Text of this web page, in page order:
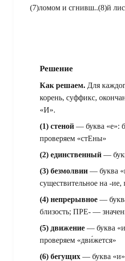
(7)ломом и сгнивш..(8)й
Решение
Как решаем. Для
корень, суффикс,
«И».
(1) стеной — буква «е»:
проверяем «стЕны»
(2) единственный —
(3) безмолвии — буква
существительное на -
(4) непрерывное —
близость; ПРЕ- —
(5) движение — буква
проверяем «дви́жется»
(6) бегущих — буква